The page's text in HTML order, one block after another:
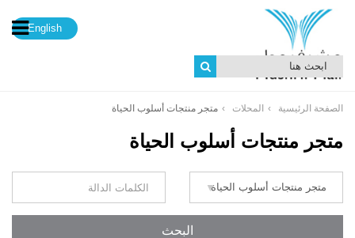
English
الصفحة الرئيسية المحلات متجر منتجات أسلوب الحياة
متجر منتجات أسلوب الحياة
البحث